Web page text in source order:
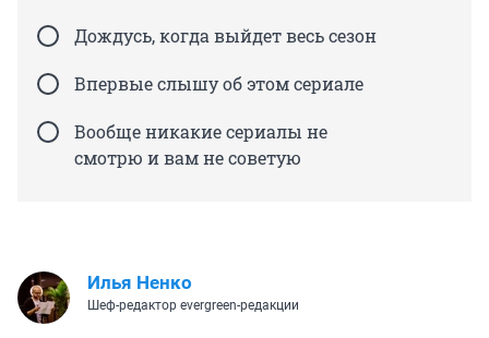
Дождусь, когда выйдет весь сезон
Впервые слышу об этом сериале
Вообще никакие сериалы не
смотрю и вам не советую
Илья Ненко
Шеф-редактор evergreen-редакции